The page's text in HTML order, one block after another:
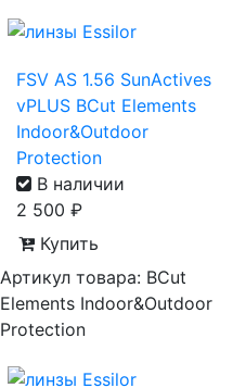
FSV AS 1.56 SunActives
vPLUS BCut Elements
Indoor&Outdoor
Protection
В наличии
2 500 ₽
Купить
Артикул товара: BCut
Elements Indoor&Outdoor
Protection